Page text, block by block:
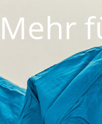
Mehr